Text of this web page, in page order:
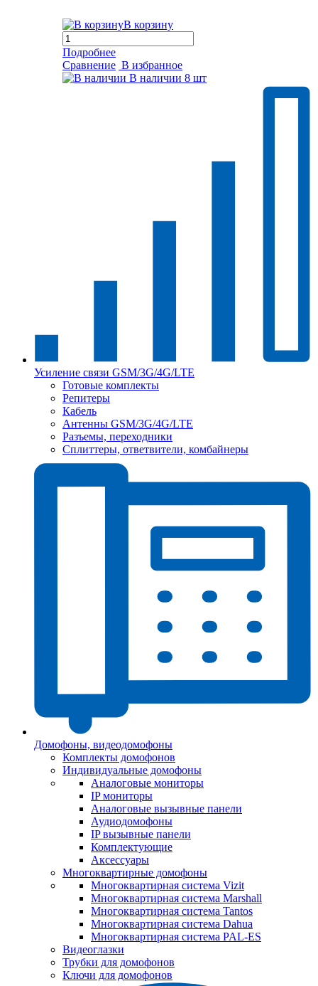
В корзину
Подробнее
Сравнение В избранное
В наличии 8 шт
Усиление связи GSM/3G/4G/LTE
Готовые комплекты
Репитеры
Кабель
Антенны GSM/3G/4G/LTE
Разъемы, переходники
Сплиттеры, ответвители, комбайнеры
Домофоны, видеодомофоны
Комплекты домофонов
Индивидуальные домофоны
Аналоговые мониторы
IP мониторы
Аналоговые вызывные панели
Аудиодомофоны
IP вызывные панели
Комплектующие
Аксессуары
Многоквартирные домофоны
Многоквартирная система Vizit
Многоквартирная система Marshall
Многоквартирная система Tantos
Многоквартирная система Dahua
Многоквартирная система PAL-ES
Видеоглазки
Трубки для домофонов
Ключи для домофонов